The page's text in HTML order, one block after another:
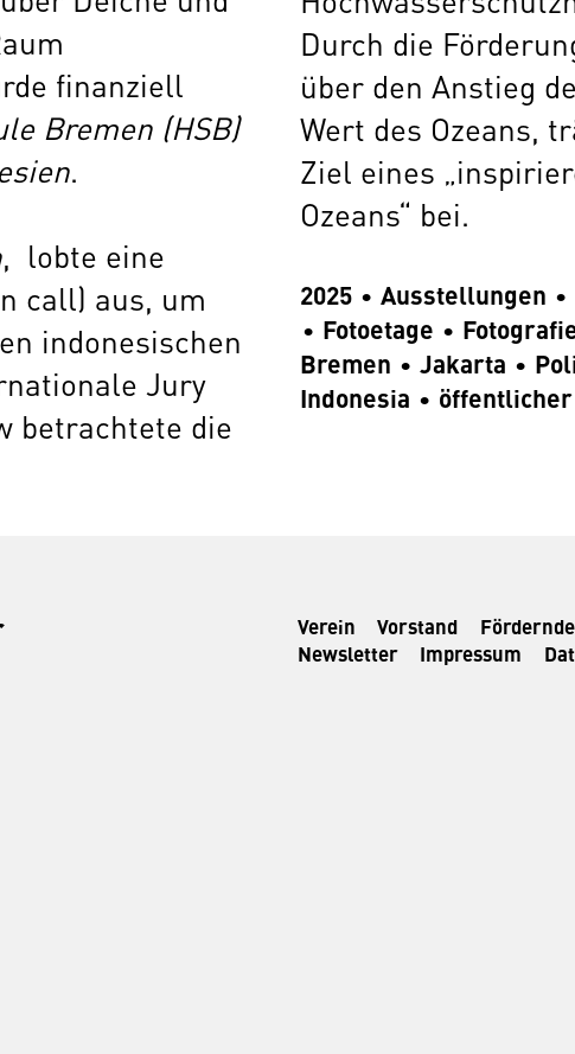
finanziell
Bremen (HSB)
.
, lobte eine
call) aus, um
indonesischen
Jury
betrachtete die
Durch die
über den Anstieg
Wert des Ozeans,
Ziel eines
Ozeans“ bei.
2025 Ausstellungen
Fotoetage
Bremen
Jakarta
Indonesia
öffentlicher
Verein Vorstand Fördernde
Newsletter
Impressum